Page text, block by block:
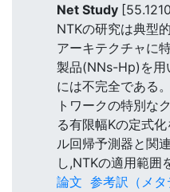
Net Study
NTKの研究は典型
アーキテクチャに
製品(NNs-Hp)を用
には不完全である
トワークの特別な
る有限幅Kの定式
ル回帰予測器と関
し,NTKの適用範囲
論文 参考訳（メタ